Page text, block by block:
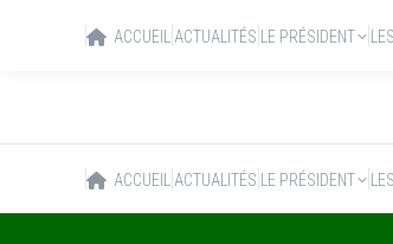
ACCUEIL ACTUALITÉS LE PRÉSIDENT
ACCUEIL ACTUALITÉS LE PRÉSIDENT